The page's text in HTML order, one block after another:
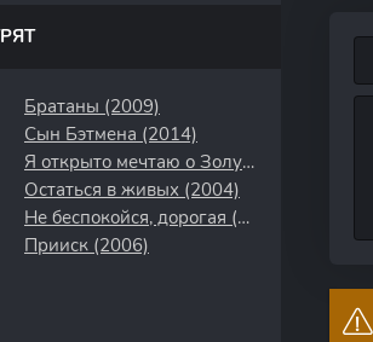
Братаны (2009)
Сын Бэтмена (2014)
Я открыто мечтаю о Золушке (2024)
Остаться в живых (2004)
Не беспокойся, дорогая (2022)
Прииск (2006)